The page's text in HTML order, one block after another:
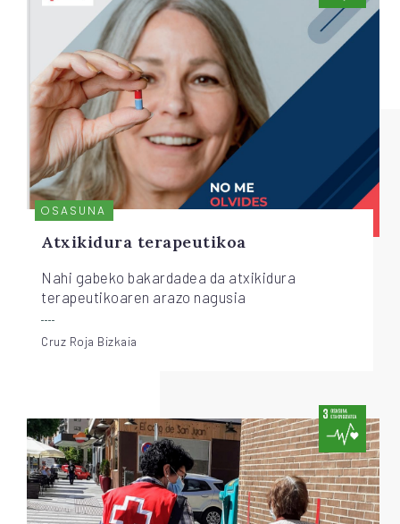
OSASUNA
Atxikidura terapeutikoa
Nahi gabeko bakardadea da atxikidura
terapeutikoaren arazo nagusia
Cruz Roja Bizkaia